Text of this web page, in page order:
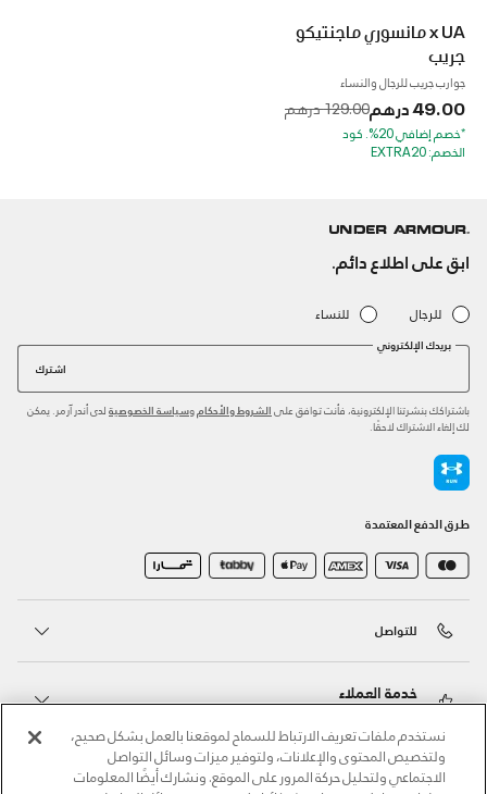
x UA مانسوري ماجنتيكو
جريب
جوارب جريب للرجال والنساء
49.00 درهم Price reduced from
129.00 درهم to
*خصم إضافي 20%. كود
الخصم: EXTRA20
ابق على اطلاع دائم.
للرجال للنساء
بريدك الإلكتروني
اشترك
باشتراكك بنشرتنا الإلكترونية، فأنت توافق على الشروط والأحكام وسياسة الخصوصية لدى أندر آرمر. يمكن
لك إلغاء الاشتراك لاحقًا.
طرق الدفع المعتمدة
للتواصل
خدمة العملاء
حول أندر آرمر
نستخدم ملفات تعريف الارتباط للسماح لموقعنا بالعمل بشكل صحيح،
ولتخصيص المحتوى والإعلانات، ولتوفير ميزات وسائل التواصل
الاجتماعي ولتحليل حركة المرور على الموقع. ونشارك أيضًا المعلومات